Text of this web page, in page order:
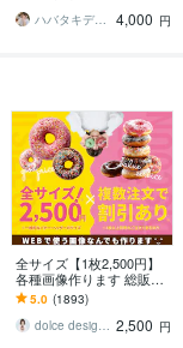
ハバタキデザイン
4,000 円
全サイズ【1枚2,500円】
各種画像作ります 総販売
実績2000件超おまとめ割
引あり♪コスパ抜群と大好
評!
5.0 (1893)
dolce designing 2,500 円